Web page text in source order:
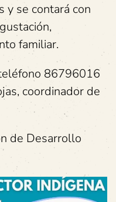
y se contará con
familiar.
86796016
coordinador de
de Desarrollo